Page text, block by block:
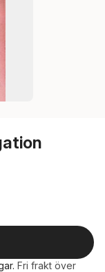
. Fri frakt över